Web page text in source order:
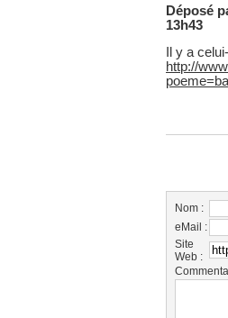
Déposé
13h43
Il y a
http://
Nom :
eMail :
Site
Web :